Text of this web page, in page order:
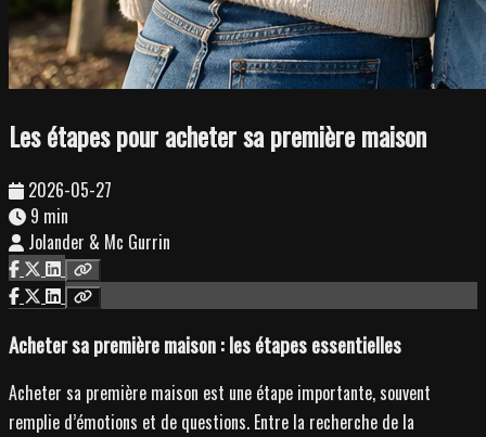
Les étapes pour acheter sa première maison
2026-05-27
9 min
Jolander & Mc Gurrin
Acheter sa première maison : les étapes essentielles
Acheter sa première maison est une étape importante, souvent
remplie d’émotions et de questions. Entre la recherche de la